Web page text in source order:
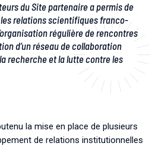
du Site partenaire a permis de
relations scientifiques franco-
régulière de rencontres
d’un réseau de collaboration
recherche et la lutte contre les
la mise en place de plusieurs
de relations institutionnelles